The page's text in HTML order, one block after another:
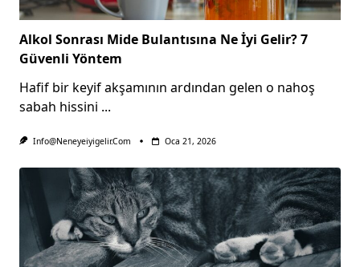
Alkol Sonrası Mide Bulantısına Ne İyi Gelir? 7
Güvenli Yöntem
Hafif bir keyif akşamının ardından gelen o nahoş
sabah hissini ...
Info@neneyeiyigelir.com Oca 21, 2026